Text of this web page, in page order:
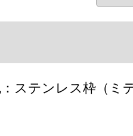
ステンレス枠（ミ